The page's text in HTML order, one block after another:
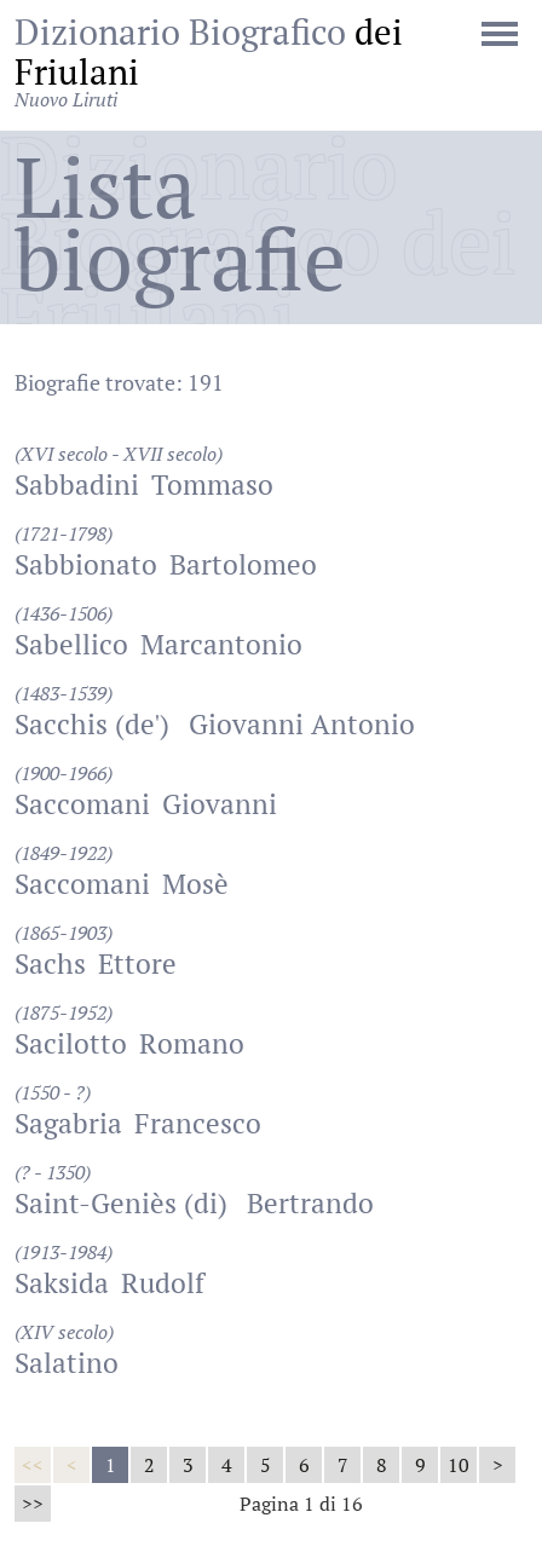
Dizionario Biografico dei
Friulani
Nuovo Liruti
Dizionario
Biografico dei
Friulani
Lista
biografie
Biografie trovate: 191
(XVI secolo - XVII secolo)
Sabbadini Tommaso
(1721-1798)
Sabbionato Bartolomeo
(1436-1506)
Sabellico Marcantonio
(1483-1539)
Sacchis (de') Giovanni Antonio
(1900-1966)
Saccomani Giovanni
(1849-1922)
Saccomani Mosè
(1865-1903)
Sachs Ettore
(1875-1952)
Sacilotto Romano
(1550 - ?)
Sagabria Francesco
(? - 1350)
Saint-Geniès (di) Bertrando
(1913-1984)
Saksida Rudolf
(XIV secolo)
Salatino
<< < 1 2 3 4 5 6 7 8 9 10
>
>>
Pagina 1 di 16